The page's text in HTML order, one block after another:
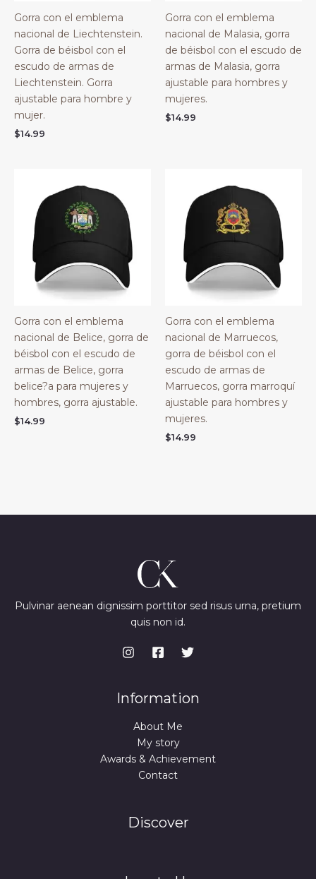
Gorra con el emblema
nacional de Liechtenstein.
Gorra de béisbol con el
escudo de armas de
Liechtenstein. Gorra
ajustable para hombre y
mujer.
$14.99
Gorra con el emblema
nacional de Malasia, gorra
de béisbol con el escudo de
armas de Malasia, gorra
ajustable para hombres y
mujeres.
$14.99
Gorra con el emblema
nacional de Belice, gorra de
béisbol con el escudo de
armas de Belice, gorra
belice?a para mujeres y
hombres, gorra ajustable.
$14.99
Gorra con el emblema
nacional de Marruecos,
gorra de béisbol con el
escudo de armas de
Marruecos, gorra marroquí
ajustable para hombres y
mujeres.
$14.99
Pulvinar aenean dignissim porttitor sed risus urna, pretium
quis non id.
Information
About Me
My story
Awards & Achievement
Contact
Discover